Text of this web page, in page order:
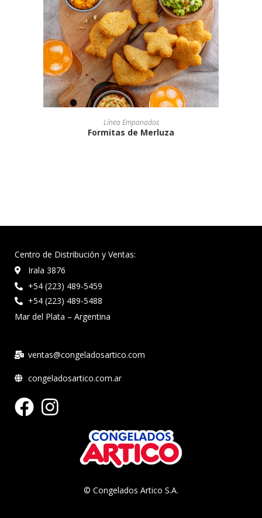
Línea Empanados
Formitas de Merluza
Centro de Distribución y Ventas:
Irala 3876
+54 (223) 489-5459
+54 (223) 489-5488
Mar del Plata – Argentina
ventas@congeladosartico.com
congeladosartico.com.ar
© Congelados Artico S.A.